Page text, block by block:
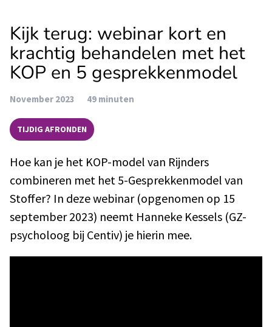
Kijk terug: webinar kort en
krachtig behandelen met het
KOP en 5 gesprekkenmodel
November 2023 49 minuten
TIJDIG AFRONDEN
Hoe kan je het KOP-model van Rijnders
combineren met het 5-Gesprekkenmodel van
Stoffer? In deze webinar (opgenomen op 15
september 2023) neemt Hanneke Kessels (GZ-
psycholoog bij Centiv) je hierin mee.